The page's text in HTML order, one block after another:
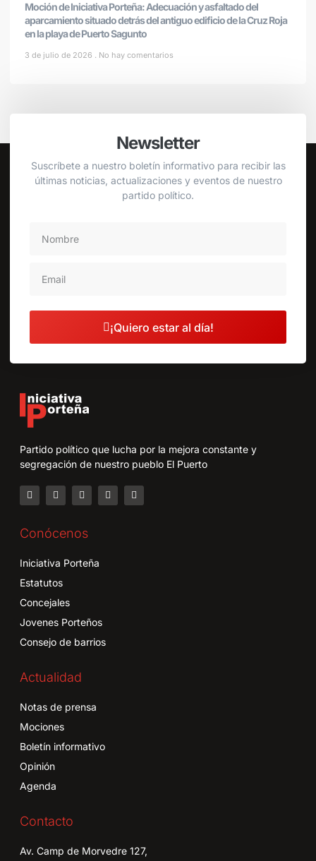
Moción de Iniciativa Porteña: Adecuación y asfaltado del
aparcamiento situado detrás del antiguo edificio de la Cruz Roja
en la playa de Puerto Sagunto
3 de julio de 2026 No hay comentarios
Newsletter
Suscríbete a nuestro boletín informativo para recibir las
últimas noticias, actualizaciones y eventos de nuestro
partido político.
¡Quiero estar al día!
Partido político que lucha por la mejora constante y
segregación de nuestro pueblo El Puerto
Conócenos
Iniciativa Porteña
Estatutos
Concejales
Jovenes Porteños
Consejo de barrios
Actualidad
Notas de prensa
Mociones
Boletín informativo
Opinión
Agenda
Contacto
Av. Camp de Morvedre 127,